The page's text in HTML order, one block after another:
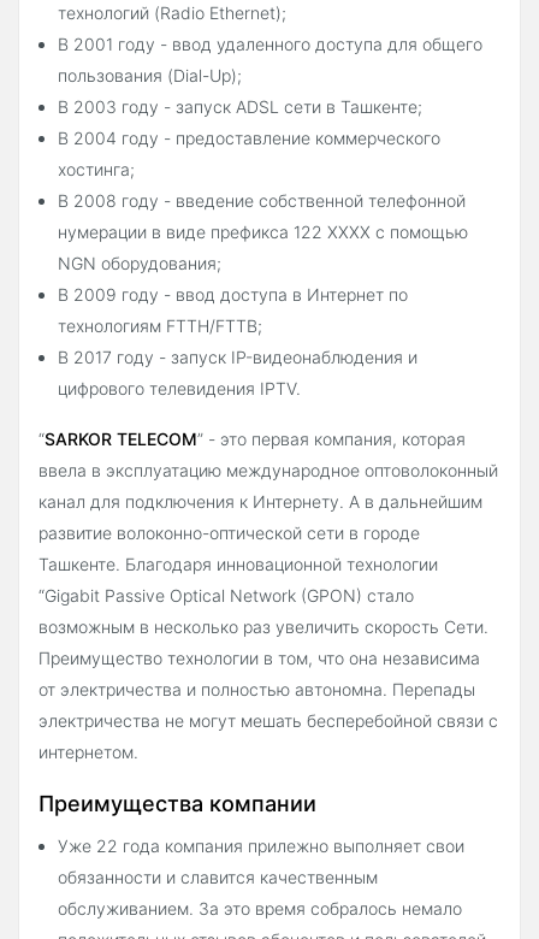
технологий (Radio Ethernet);
В 2001 году - ввод удаленного доступа для общего
пользования (Dial-Up);
В 2003 году - запуск ADSL сети в Ташкенте;
В 2004 году - предоставление коммерческого
хостинга;
В 2008 году - введение собственной телефонной
нумерации в виде префикса 122 ХХХХ с помощью
NGN оборудования;
В 2009 году - ввод доступа в Интернет по
технологиям FTTH/FTTB;
В 2017 году - запуск IP-видеонаблюдения и
цифрового телевидения IPTV.
“SARKOR TELECOM” - это первая компания, которая
ввела в эксплуатацию международное оптоволоконный
канал для подключения к Интернету. А в дальнейшим
развитие волоконно-оптической сети в городе
Ташкенте. Благодаря инновационной технологии
“Gigabit Passive Optical Network (GPON) стало
возможным в несколько раз увеличить скорость Сети.
Преимущество технологии в том, что она независима
от электричества и полностью автономна. Перепады
электричества не могут мешать бесперебойной связи с
интернетом.
Преимущества компании
Уже 22 года компания прилежно выполняет свои
обязанности и славится качественным
обслуживанием. За это время собралось немало